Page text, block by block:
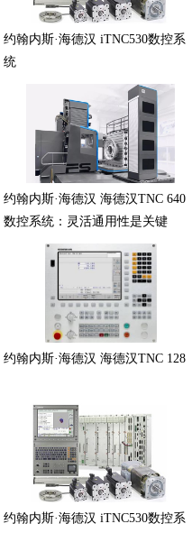
约翰内斯·海德汉 iTNC530数控系
统
约翰内斯·海德汉 海德汉TNC 640
数控系统：灵活通用性是关键
约翰内斯·海德汉 海德汉TNC 128
约翰内斯·海德汉 iTNC530数控系